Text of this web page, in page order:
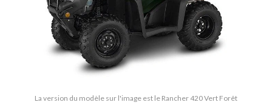
La version du modèle sur l'image est le Rancher 420 Vert Forêt